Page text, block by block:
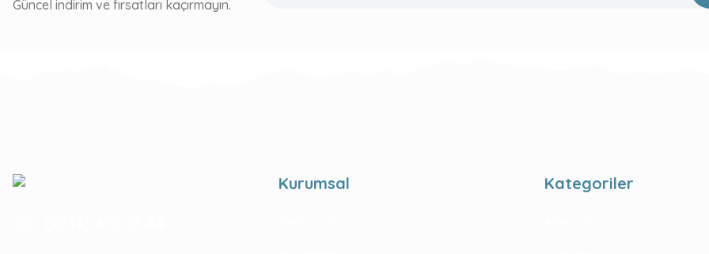
Güncel indirim ve fırsatları kaçırmayın.
Kurumsal Kategoriler